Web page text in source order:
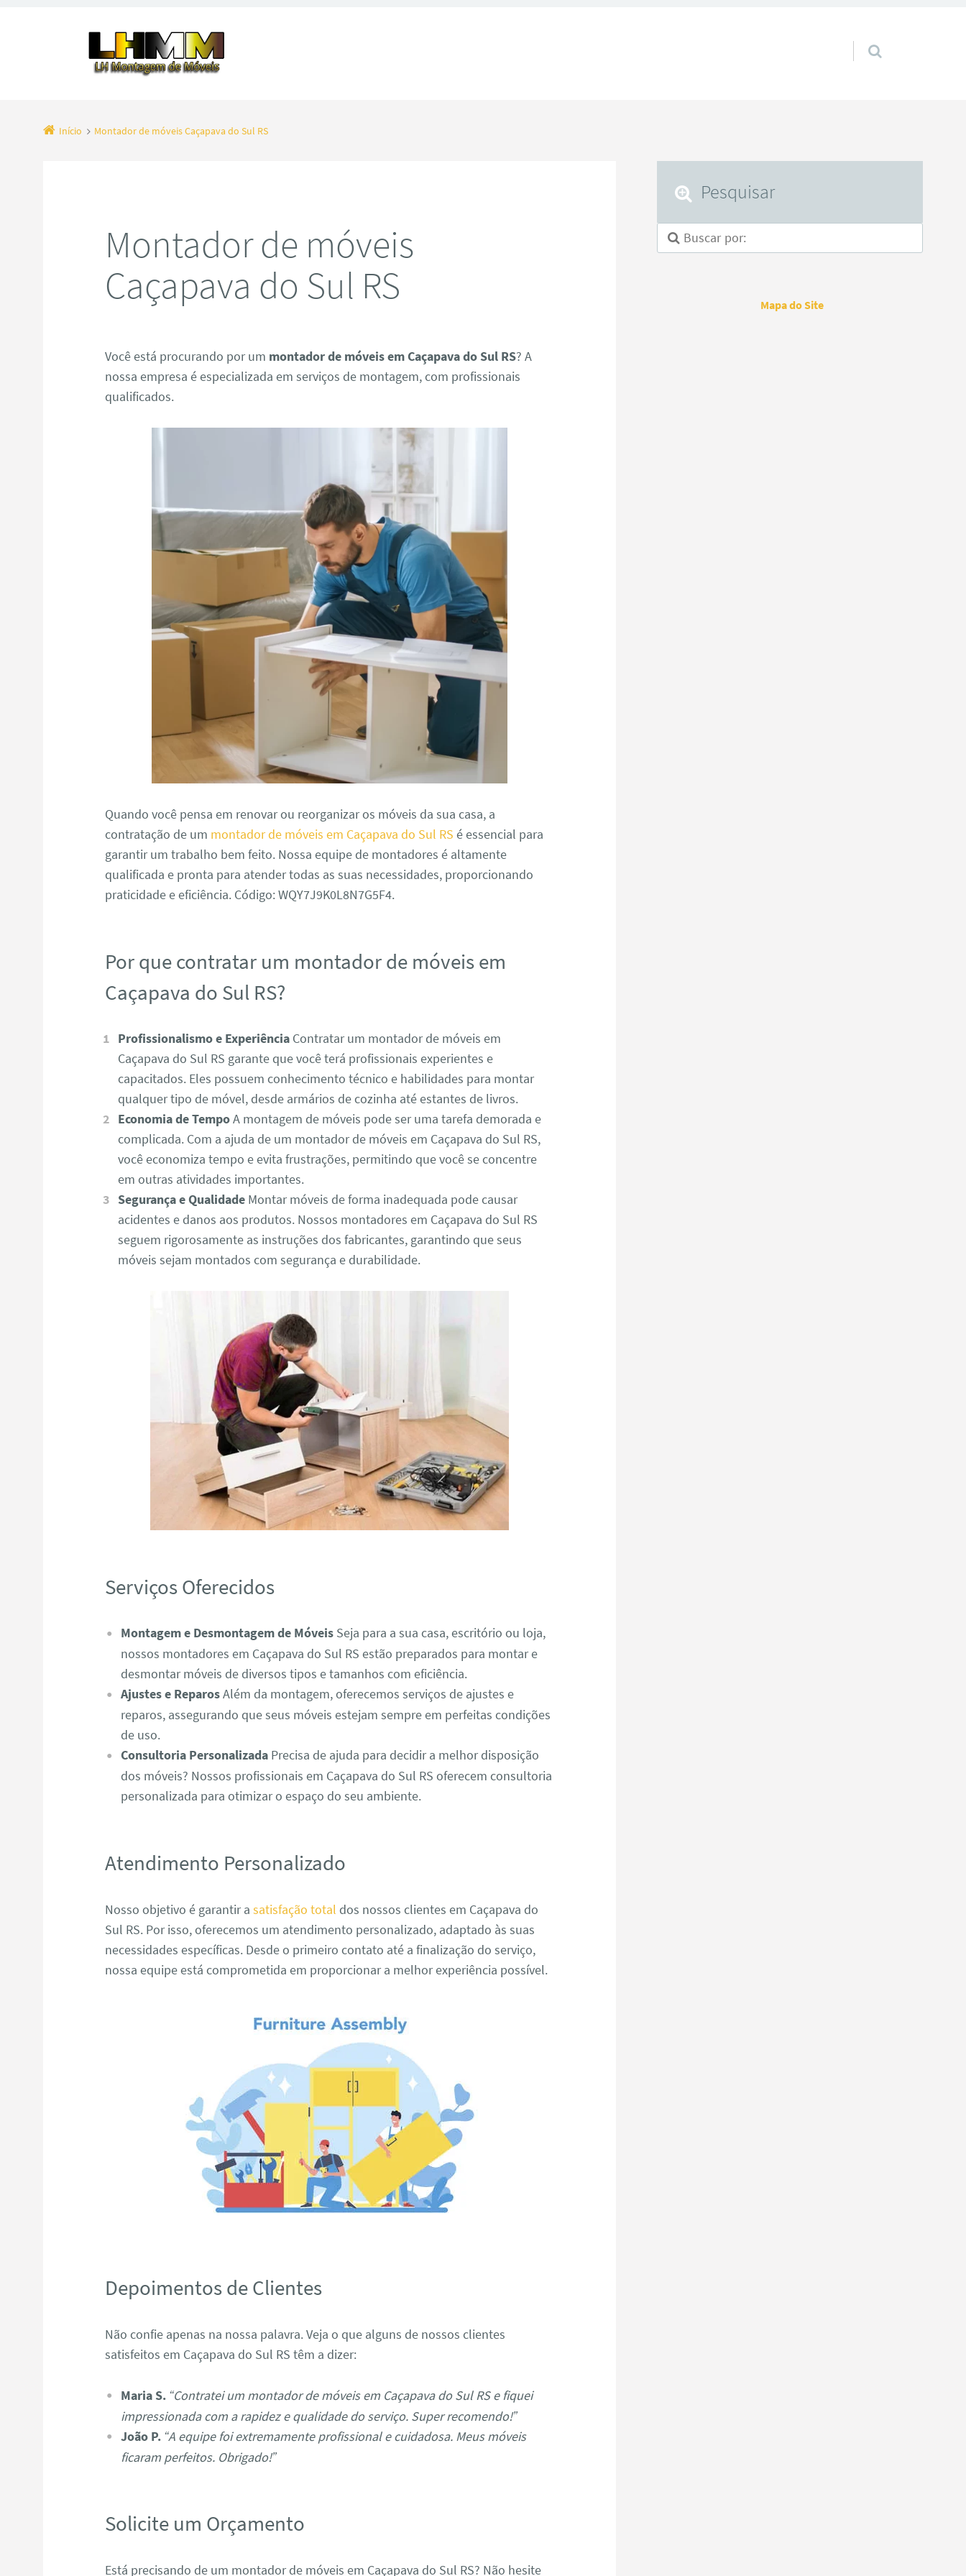
Pular para o conteúdo
Início Montador de móveis Caçapava do Sul RS
Montador de móveis
Caçapava do Sul RS
Você está procurando por um montador de móveis em Caçapava do Sul RS? A
nossa empresa é especializada em serviços de montagem, com profissionais
qualificados.
Quando você pensa em renovar ou reorganizar os móveis da sua casa, a
contratação de um montador de móveis em Caçapava do Sul RS é essencial para
garantir um trabalho bem feito. Nossa equipe de montadores é altamente
qualificada e pronta para atender todas as suas necessidades, proporcionando
praticidade e eficiência. Código: WQY7J9K0L8N7G5F4.
Por que contratar um montador de móveis em
Caçapava do Sul RS?
Profissionalismo e ExperiênciaContratar um montador de móveis em
Caçapava do Sul RS garante que você terá profissionais experientes e
capacitados. Eles possuem conhecimento técnico e habilidades para montar
qualquer tipo de móvel, desde armários de cozinha até estantes de livros.
Economia de TempoA montagem de móveis pode ser uma tarefa demorada e
complicada. Com a ajuda de um montador de móveis em Caçapava do Sul RS,
você economiza tempo e evita frustrações, permitindo que você se concentre
em outras atividades importantes.
Segurança e QualidadeMontar móveis de forma inadequada pode causar
acidentes e danos aos produtos. Nossos montadores em Caçapava do Sul RS
seguem rigorosamente as instruções dos fabricantes, garantindo que seus
móveis sejam montados com segurança e durabilidade.
Serviços Oferecidos
Montagem e Desmontagem de MóveisSeja para a sua casa, escritório ou loja,
nossos montadores em Caçapava do Sul RS estão preparados para montar e
desmontar móveis de diversos tipos e tamanhos com eficiência.
Ajustes e ReparosAlém da montagem, oferecemos serviços de ajustes e
reparos, assegurando que seus móveis estejam sempre em perfeitas condições
de uso.
Consultoria PersonalizadaPrecisa de ajuda para decidir a melhor disposição
dos móveis? Nossos profissionais em Caçapava do Sul RS oferecem consultoria
personalizada para otimizar o espaço do seu ambiente.
Atendimento Personalizado
Nosso objetivo é garantir asatisfação total dos nossos clientes em Caçapava do
Sul RS. Por isso, oferecemos um atendimento personalizado, adaptado às suas
necessidades específicas. Desde o primeiro contato até a finalização do serviço,
nossa equipe está comprometida em proporcionar a melhor experiência possível.
Depoimentos de Clientes
Não confie apenas na nossa palavra. Veja o que alguns de nossos clientes
satisfeitos em Caçapava do Sul RS têm a dizer:
Maria S. “Contratei um montador de móveis em Caçapava do Sul RS e fiquei
impressionada com a rapidez e qualidade do serviço. Super recomendo!”
João P. “A equipe foi extremamente profissional e cuidadosa. Meus móveis
ficaram perfeitos. Obrigado!”
Solicite um Orçamento
Está precisando de um montador de móveis em Caçapava do Sul RS? Não hesite
Pesquisar
Mapa do Site